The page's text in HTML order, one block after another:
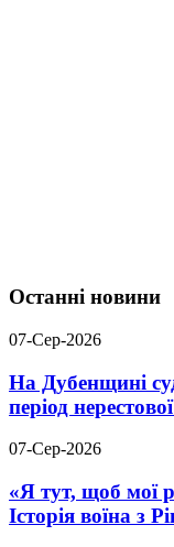
Останні новини
07-Сер-2026
На Дубенщині
період
07-Сер-2026
«Я тут, щоб мої
Історія воїна з